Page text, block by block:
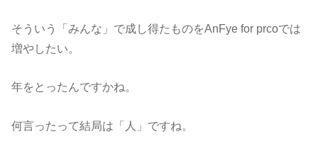
そういう「みんな」で成し得たものをAnFye for prcoでは
増やしたい。
年をとったんですかね。
何言ったって結局は「人」ですね。